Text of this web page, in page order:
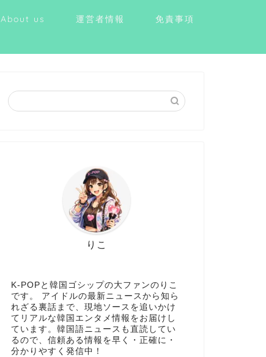
About us 運営者情報 免責事項
りこ
K-POPと韓国ゴシップの大ファンのりこ
です。 アイドルの最新ニュースから知ら
れざる裏話まで、現地ソースを追いかけ
てリアルな韓国エンタメ情報をお届けし
ています。韓国語ニュースも直読してい
るので、信頼ある情報を早く・正確に・
分かりやすく発信中！